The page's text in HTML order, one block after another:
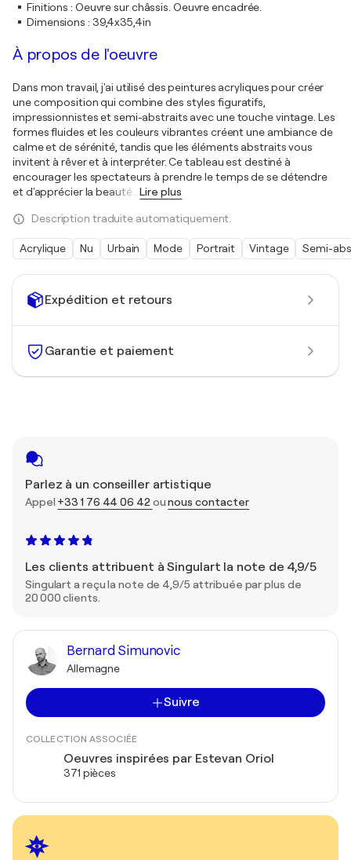
Expédition et retours
Garantie et paiement
Parlez à un conseiller artistique
Appel +33 1 76 44 06 42 ounous contacter
Les clients attribuent à Singulart la note de 4,9/5
Singulart a reçu la note de 4,9/5 attribuée par plus de
20 000 clients.
Bernard Simunovic
Allemagne
Suivre
COLLECTION ASSOCIÉE
Oeuvres inspirées par Estevan Oriol
371 pièces
Finitions : Oeuvre sur châssis. Oeuvre encadrée.
Dimensions : 39,4x35,4in
À propos de l'oeuvre
Dans mon travail, j'ai utilisé des peintures acryliques pour créer
une composition qui combine des styles figuratifs,
impressionnistes et semi-abstraits avec une touche vintage. Les
formes fluides et les couleurs vibrantes créent une ambiance de
calme et de sérénité, tandis que les éléments abstraits vous
invitent à rêver et à interpréter. Ce tableau est destiné à
encourager les spectateurs à prendre le temps de se détendre
et d'apprécier la beauté
Lire plus
Description traduite automatiquement.
Acrylique Nu Urbain Mode Portrait Vintage Semi-